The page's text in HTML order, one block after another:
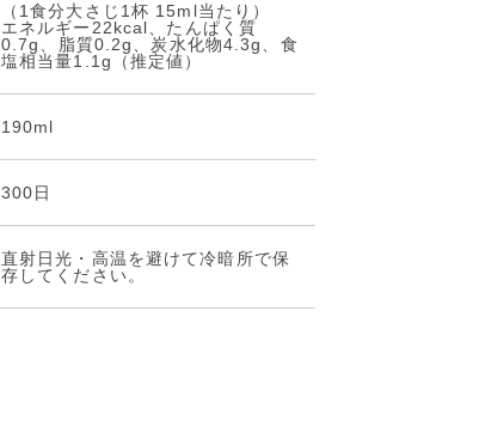
（1食分大さじ1杯 15ml当たり）
エネルギー22kcal、たんぱく質
0.7g、脂質0.2g、炭水化物4.3g、食
塩相当量1.1g（推定値）
190ml
300日
直射日光・高温を避けて冷暗所で保
存してください。